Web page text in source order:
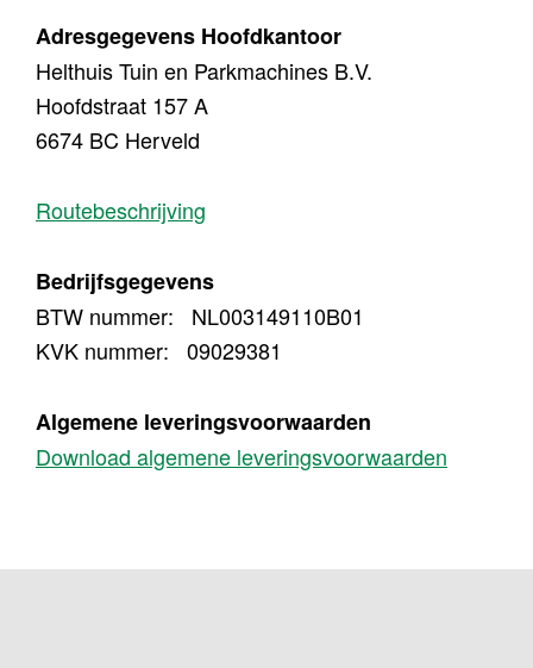
Adresgegevens Hoofdkantoor
Helthuis Tuin en Parkmachines B.V.
Hoofdstraat 157 A
6674 BC Herveld
Routebeschrijving
Bedrijfsgegevens
BTW nummer: NL003149110B01
KVK nummer: 09029381
Algemene leveringsvoorwaarden
Download algemene leveringsvoorwaarden